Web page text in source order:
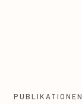
PUBLIKATIONEN